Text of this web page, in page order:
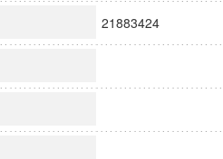
21883424